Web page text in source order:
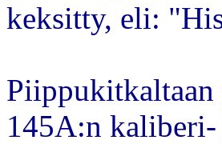
keksitty, eli:
Piippukitkaltaan
145A:n